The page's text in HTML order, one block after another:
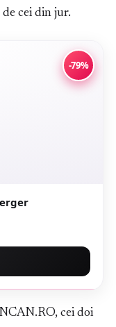
cei din jur.
-79%
cei doi